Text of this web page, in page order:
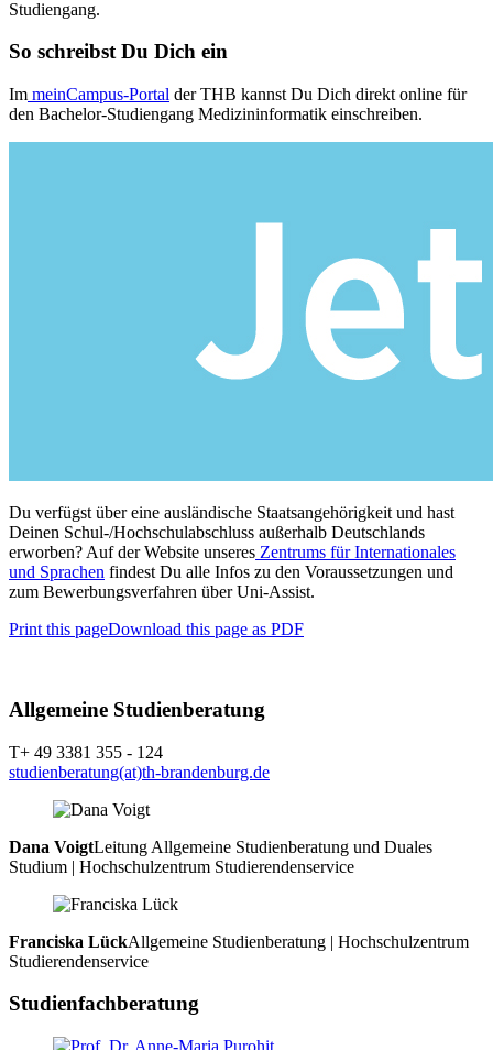
Studiengang.
So schreibst Du Dich ein
Im meinCampus-Portal der THB kannst Du Dich direkt online für
den Bachelor-Studiengang Medizininformatik einschreiben.
Du verfügst über eine ausländische Staatsangehörigkeit und hast
Deinen Schul-/Hochschulabschluss außerhalb Deutschlands
erworben? Auf der Website unseres Zentrums für Internationales
und Sprachen findest Du alle Infos zu den Voraussetzungen und
zum Bewerbungsverfahren über Uni-Assist.
Print this pageDownload this page as PDF
Allgemeine Studienberatung
T+ 49 3381 355 - 124
studienberatung(at)th-brandenburg.de
Dana VoigtLeitung Allgemeine Studienberatung und Duales
Studium | Hochschulzentrum Studierendenservice
Franciska LückAllgemeine Studienberatung | Hochschulzentrum
Studierendenservice
Studienfachberatung